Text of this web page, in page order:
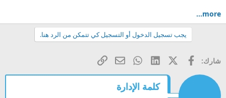
more...
يجب تسجيل الدخول أو التسجيل كي تتمكن من الرد هنا.
شارك: فيسبوكX (Twitter)
LinkedIn
WhatsAppالبريد الإلكتروني
الرابط
كلمة الإدارة